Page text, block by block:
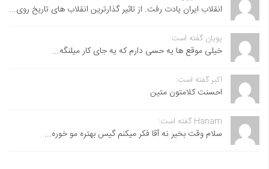
انقلاب ایران یادت رفت. از تاثیر گذارترین انقلاب های تاریخ روی...
پویان گفته است:
خیلی موقع ها یه حسی دارم که یه جای کار میلنگه...
اکبر گفته است:
احسنت ‌کلامتون متین
Hanam گفته است:
سلام وقت بخیر نه آقا فکر میکنم گیس بهتره مو خوره...